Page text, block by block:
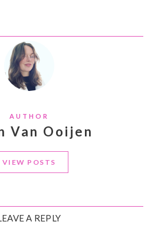
AUTHOR
Van Ooijen
VIEW POSTS
A REPLY